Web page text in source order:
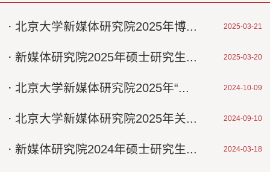
· 北京大学新媒体研究院2025年博... 2025-03-21
· 新媒体研究院2025年硕士研究生... 2025-03-20
· 北京大学新媒体研究院2025年“... 2024-10-09
· 北京大学新媒体研究院2025年关... 2024-09-10
· 新媒体研究院2024年硕士研究生... 2024-03-18